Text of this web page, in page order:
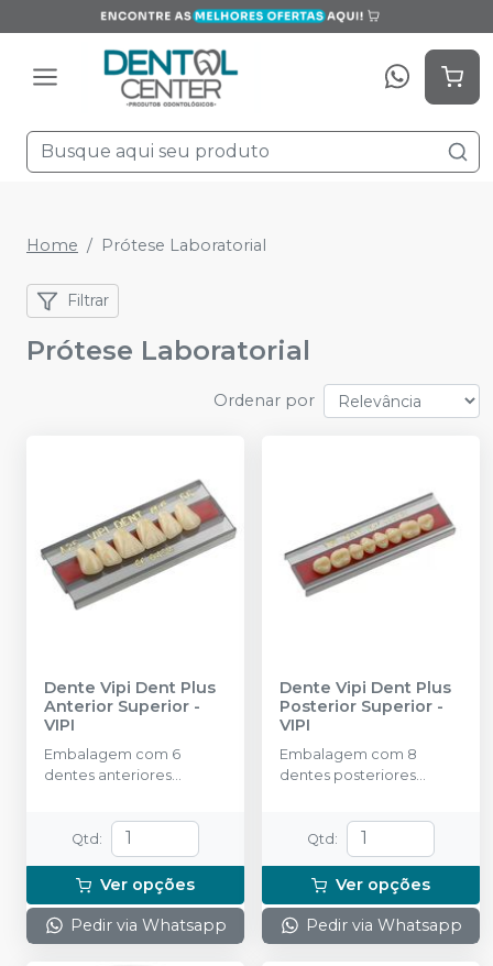
Home Prótese Laboratorial
Filtrar
Prótese Laboratorial
Ordenar por
Dente Vipi Dent Plus
Anterior Superior -
VIPI
Embalagem com 6
dentes anteriores
Qtd :
Ver opções
Pedir via Whatsapp
Dente Vipi Dent Plus
Posterior Superior -
VIPI
Embalagem com 8
dentes posteriores
Qtd :
Ver opções
Pedir via Whatsapp